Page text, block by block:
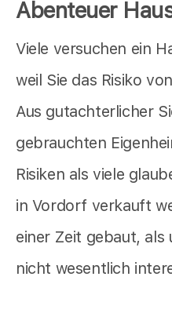
Abenteuer
Viele versuchen ein
weil Sie das Risiko
Aus gutachterlicher
gebrauchten
Risiken als viele
in Vordorf verkauft
einer Zeit gebaut, als
nicht wesentlich